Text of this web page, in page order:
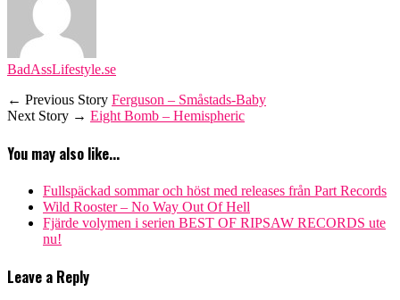
BadAssLifestyle.se
← Previous Story Ferguson – Småstads-Baby
Next Story → Eight Bomb – Hemispheric
You may also like...
Fullspäckad sommar och höst med releases från Part Records
Wild Rooster – No Way Out Of Hell
Fjärde volymen i serien BEST OF RIPSAW RECORDS ute
nu!
Leave a Reply